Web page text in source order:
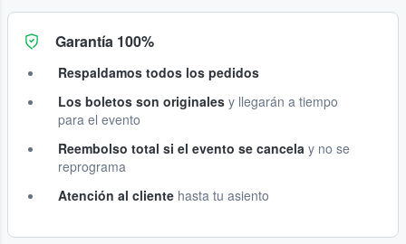
Garantía 100%
Respaldamos todos los pedidos
Los boletos son originales y llegarán a tiempo
para el evento
Reembolso total si el evento se cancela y no se
reprograma
Atención al cliente hasta tu asiento